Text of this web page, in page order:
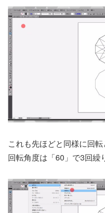
これも先ほどと同様に回転
回転角度は「60」で3回繰